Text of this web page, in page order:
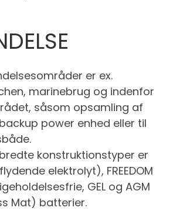
er ex.
marinebrug og indenfor
såsom opsamling af
power enhed eller til
konstruktionstyper er
elektrolyt), FREEDOM
GEL og AGM
Mat) batterier.